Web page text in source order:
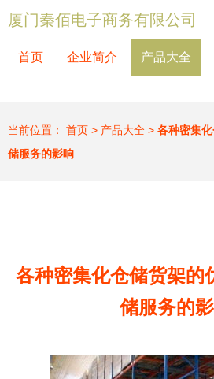
厦门秦佰电子商务有限公司
首页 企业简介 产品大全
当前位置： 首页 > 产品大全 > 各种密集
储服务的影响
各种密集化仓储货架的
储服务的